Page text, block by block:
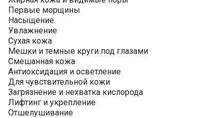
Первые морщины
Насыщение
Увлажнение
Сухая кожа
Мешки и темные круги под глазами
Смешанная кожа
Антиоксидация и осветление
Для чувствительной кожи
Загрязнение и нехватка кислорода
Лифтинг и укрепление
Отшелушивание